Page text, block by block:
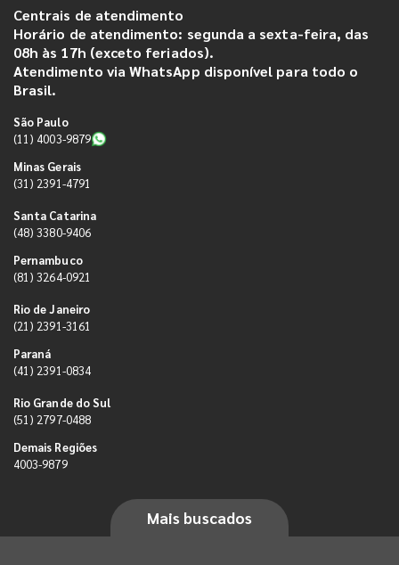
Centrais de atendimento
Horário de atendimento: segunda a sexta-feira, das
08h às 17h (exceto feriados).
Atendimento via WhatsApp disponível para todo o
Brasil.
São Paulo
(11) 4003-9879
Minas Gerais
(31) 2391-4791
Santa Catarina
(48) 3380-9406
Pernambuco
(81) 3264-0921
Rio de Janeiro
(21) 2391-3161
Paraná
(41) 2391-0834
Rio Grande do Sul
(51) 2797-0488
Demais Regiões
4003-9879
Mais buscados